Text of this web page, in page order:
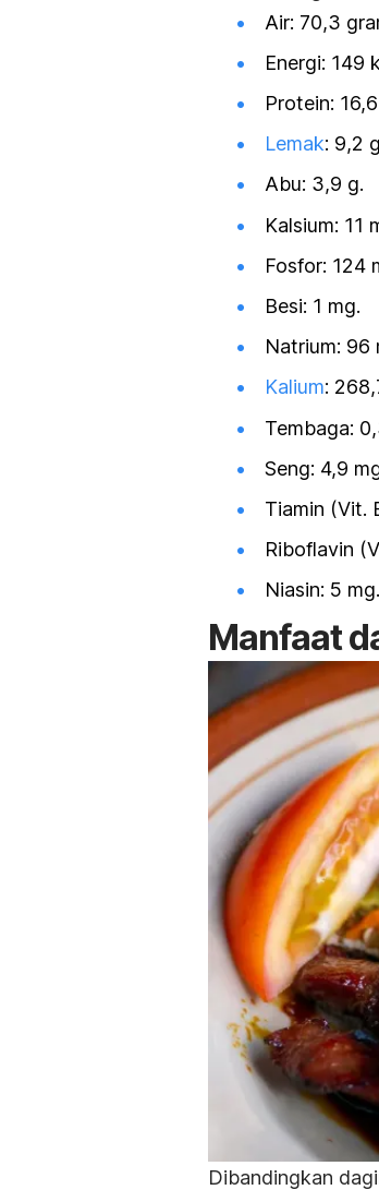
Air: 70,3
Energi: 149
Protein:
Lemak: 9,2
Abu: 3,9 g.
Kalsium: 11
Fosfor: 124
Besi: 1 mg.
Natrium: 96
Kalium:
Tembaga:
Seng: 4,9
Tiamin (Vit.
Riboflavin
Niasin: 5 mg.
Manfaat
Dibandingkan